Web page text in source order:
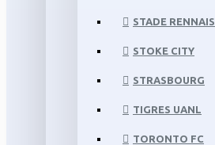
STADE RENNAIS
STOKE CITY
STRASBOURG
TIGRES UANL
TORONTO FC